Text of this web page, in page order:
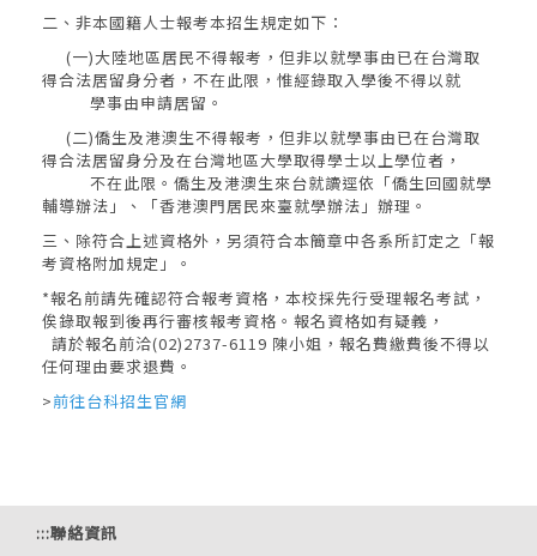
二、非本國籍人士報考本招生規定如下：
(一)大陸地區居民不得報考，但非以就學事由已在台灣取
得合法居留身分者，不在此限，惟經錄取入學後不得以就
學事由申請居留。
(二)僑生及港澳生不得報考，但非以就學事由已在台灣取
得合法居留身分及在台灣地區大學取得學士以上學位者，
不在此限。僑生及港澳生來台就讀逕依「僑生回國就學
輔導辦法」、「香港澳門居民來臺就學辦法」辦理。
三、除符合上述資格外，另須符合本簡章中各系所訂定之「報
考資格附加規定」。
*報名前請先確認符合報考資格，本校採先行受理報名考試，
俟錄取報到後再行審核報考資格。報名資格如有疑義，
請於報名前洽(02)2737-6119 陳小姐，報名費繳費後不得以
任何理由要求退費。
>前往台科招生官網
:::聯絡資訊